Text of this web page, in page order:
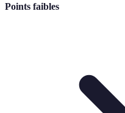
Points faibles